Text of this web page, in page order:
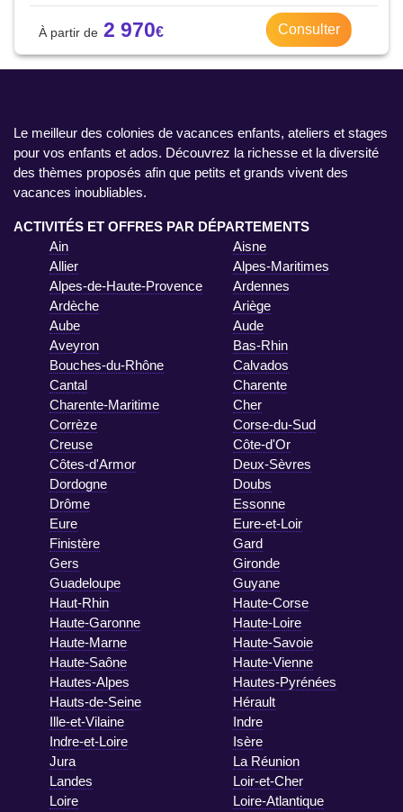
2 970 Consulter
Le meilleur des colonies de vacances enfants, ateliers et stages
pour vos enfants et ados. Découvrez la richesse et la diversité
des thèmes proposés afin que petits et grands vivent des
vacances inoubliables.
ACTIVITÉS ET OFFRES PAR DÉPARTEMENTS
Ain
Aisne
Allier
Alpes-Maritimes
Alpes-de-Haute-Provence
Ardennes
Ardèche
Ariège
Aube
Aude
Aveyron
Bas-Rhin
Bouches-du-Rhône
Calvados
Cantal
Charente
Charente-Maritime
Cher
Corrèze
Corse-du-Sud
Creuse
Côte-d'Or
Côtes-d'Armor
Deux-Sèvres
Dordogne
Doubs
Drôme
Essonne
Eure
Eure-et-Loir
Finistère
Gard
Gers
Gironde
Guadeloupe
Guyane
Haut-Rhin
Haute-Corse
Haute-Garonne
Haute-Loire
Haute-Marne
Haute-Savoie
Haute-Saône
Haute-Vienne
Hautes-Alpes
Hautes-Pyrénées
Hauts-de-Seine
Hérault
Ille-et-Vilaine
Indre
Indre-et-Loire
Isère
Jura
La Réunion
Landes
Loir-et-Cher
Loire
Loire-Atlantique